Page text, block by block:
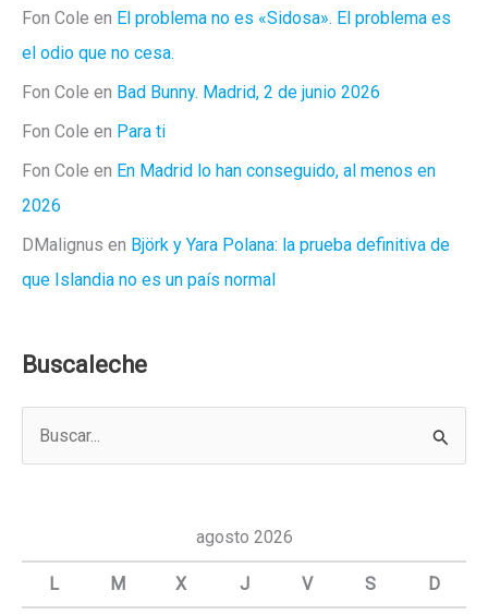
Fon Cole en El problema no es «Sidosa». El problema es
el odio que no cesa.
Fon Cole en Bad Bunny. Madrid, 2 de junio 2026
Fon Cole en Para ti
Fon Cole en En Madrid lo han conseguido, al menos en
2026
DMalignus en Björk y Yara Polana: la prueba definitiva de
que Islandia no es un país normal
Buscaleche
a
agosto 2026
L M X J V S D